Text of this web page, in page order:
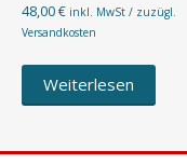
48,00€ inkl. MwSt / zuzügl.
Versandkosten
Weiterlesen